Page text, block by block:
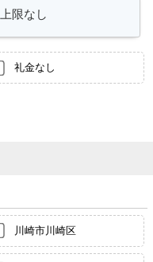
礼金なし
川崎市川崎区